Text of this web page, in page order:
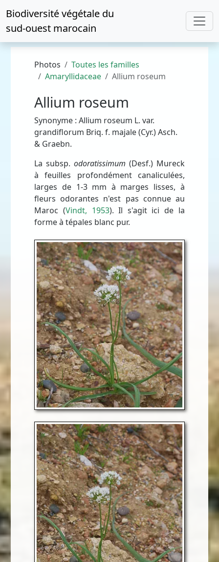
Biodiversité végétale du
sud-ouest marocain
Photos
Toutes les familles
Amaryllidaceae
Allium roseum
Allium roseum
Synonyme : Allium roseum L. var.
grandiflorum Briq. f. majale (Cyr.) Asch.
& Graebn.
La subsp. odoratissimum (Desf.) Mureck
à feuilles profondément canaliculées,
larges de 1-3 mm à marges lisses, à
fleurs odorantes n'est pas connue au
Maroc (Vindt, 1953). Il s'agit ici de la
forme à tépales blanc pur.